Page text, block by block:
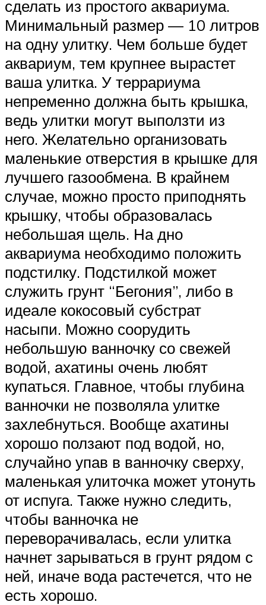
сделать из простого аквариума.
Минимальный размер — 10 литров
на одну улитку. Чем больше будет
аквариум, тем крупнее вырастет
ваша улитка. У террариума
непременно должна быть крышка,
ведь улитки могут выползти из
него. Желательно организовать
маленькие отверстия в крышке для
лучшего газообмена. В крайнем
случае, можно просто приподнять
крышку, чтобы образовалась
небольшая щель. На дно
аквариума необходимо положить
подстилку. Подстилкой может
служить грунт “Бегония”, либо в
идеале кокосовый субстрат
насыпи. Можно соорудить
небольшую ванночку со свежей
водой, ахатины очень любят
купаться. Главное, чтобы глубина
ванночки не позволяла улитке
захлебнуться. Вообще ахатины
хорошо ползают под водой, но,
случайно упав в ванночку сверху,
маленькая улиточка может утонуть
от испуга. Также нужно следить,
чтобы ванночка не
переворачивалась, если улитка
начнет зарываться в грунт рядом с
ней, иначе вода растечется, что не
есть хорошо.